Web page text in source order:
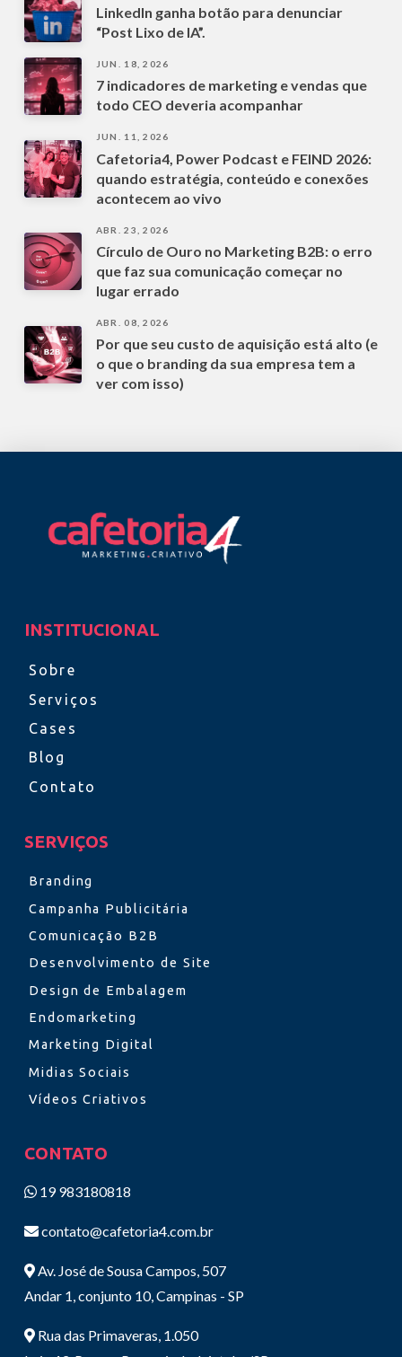
LinkedIn ganha botão para denunciar
“Post Lixo de IA”.
JUN. 18, 2026
7 indicadores de marketing e vendas que
todo CEO deveria acompanhar
JUN. 11, 2026
Cafetoria4, Power Podcast e FEIND 2026:
quando estratégia, conteúdo e conexões
acontecem ao vivo
ABR. 23, 2026
Círculo de Ouro no Marketing B2B: o erro
que faz sua comunicação começar no
lugar errado
ABR. 08, 2026
Por que seu custo de aquisição está alto (e
o que o branding da sua empresa tem a
ver com isso)
INSTITUCIONAL
Sobre
Serviços
Cases
Blog
Contato
SERVIÇOS
Branding
Campanha Publicitária
Comunicação B2B
Desenvolvimento de Site
Design de Embalagem
Endomarketing
Marketing Digital
Midias Sociais
Vídeos Criativos
CONTATO
19 983180818
contato@cafetoria4.com.br
Av. José de Sousa Campos, 507
Andar 1, conjunto 10, Campinas - SP
Rua das Primaveras, 1.050